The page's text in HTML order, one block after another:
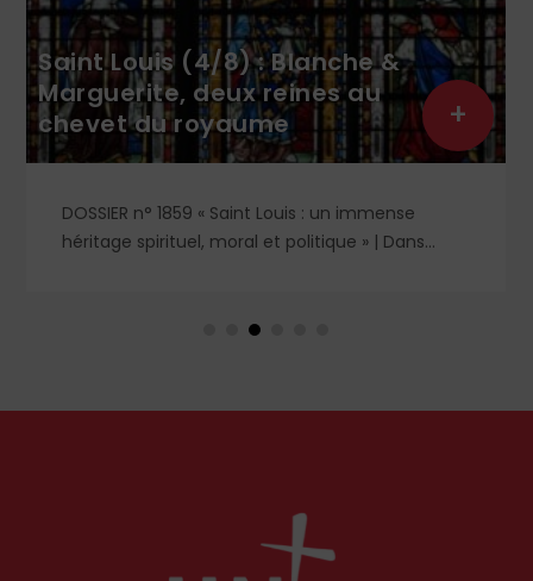
Saint Louis (4/8) : Blanche &
Marguerite, deux reines au
chevet du royaume
DOSSIER n° 1859 « Saint Louis : un immense
héritage spirituel, moral et politique » | Dans
Castille, mère dévouée et reine de fer, et
lit l'équilibre singulier d'une royauté en acte,
+